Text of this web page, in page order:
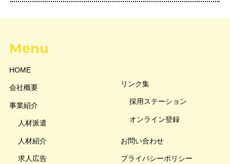
Menu
HOME
会社概要
事業紹介
人材派遣
人材紹介
求人広告
リンク集
採用ステーション
オンライン登録
お問い合わせ
プライバシーポリシー